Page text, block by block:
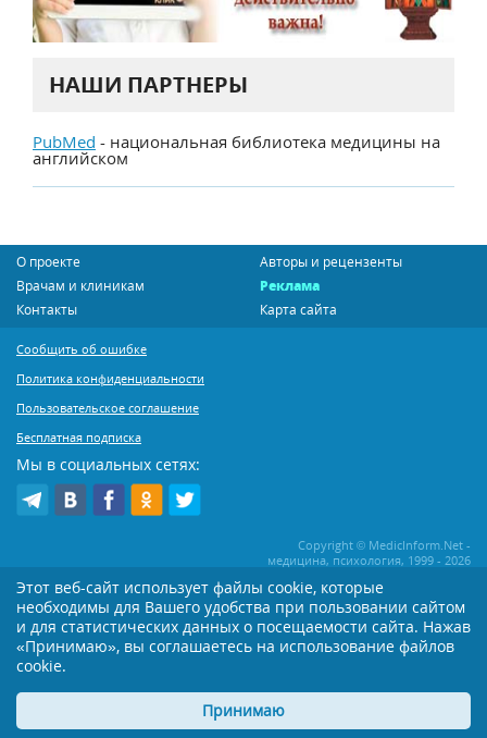
НАШИ ПАРТНЕРЫ
PubMed - национальная библиотека медицины на
английском
О проекте
Авторы и рецензенты
Врачам и клиникам
Реклама
Контакты
Карта сайта
Сообщить об ошибке
Политика конфиденциальности
Пользовательское соглашение
Бесплатная подписка
Мы в социальных сетях:
Copyright © MedicInform.Net -
медицина, психология, 1999 - 2026
Копирование или иное распространение статей нашего сайта строго
воспрещается. Копирование раздела "Новости" допускается при наличии
активной открытой для поисковиков ссылки на MedicInform.Net
Материалы на сайте представлены в справочных целях. Редакция не всегда
применением тех или иных рекомендаций настоятельно рекомендуется
посоветоваться с Вашим лечащим врачом!
Этот веб-сайт использует файлы cookie, которые
необходимы для Вашего удобства при пользовании сайтом
и для статистических данных о посещаемости сайта. Нажав
«Принимаю», вы соглашаетесь на использование файлов
cookie.
Принимаю